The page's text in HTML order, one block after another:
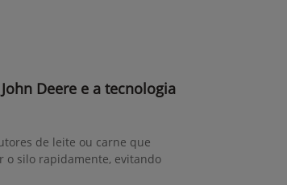
Deere e a tecnologia
de leite ou carne que
o silo rapidamente, evitando